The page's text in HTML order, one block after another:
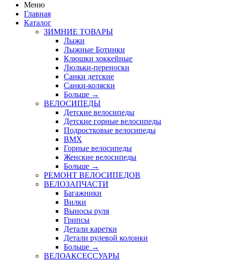
Меню
Главная
Каталог
ЗИМНИЕ ТОВАРЫ
Лыжи
Лыжные Ботинки
Клюшки хоккейные
Люльки-переноски
Санки детские
Санки-коляски
Больше →
ВЕЛОСИПЕДЫ
Детские велосипеды
Детские горные велосипеды
Подростковые велосипеды
BMX
Горные велосипеды
Женские велосипеды
Больше →
РЕМОНТ ВЕЛОСИПЕДОВ
ВЕЛОЗАПЧАСТИ
Багажники
Вилки
Выносы руля
Грипсы
Детали каретки
Детали рулевой колонки
Больше →
ВЕЛОАКСЕССУАРЫ